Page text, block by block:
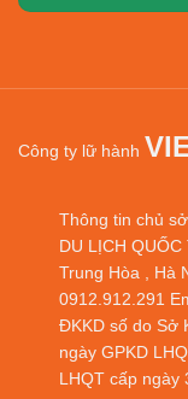
Công ty lữ hành
Thông tin chủ
DU LỊCH
Trung Hòa , Hà
0912.912.291
ĐKKD số do Sở
ngày GPKD
LHQT cấp ngày